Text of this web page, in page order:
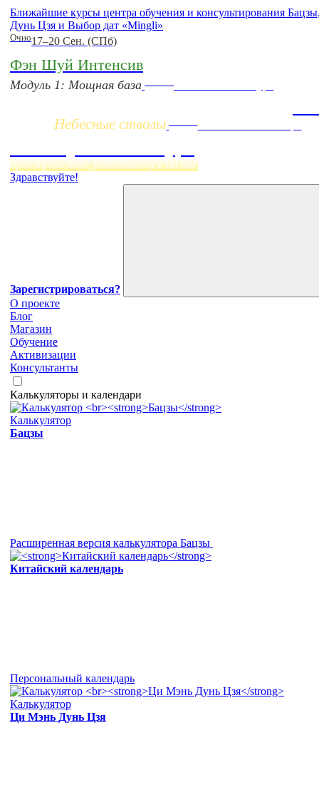
Ближайшие курсы центра обучения и консультирования
Дунь Цзя и Выбор дат «Mingli»
Очно17–20 Сен. (СПб)
Фэн Шуй Интенсив
Модуль 1: Мощная база
Небесные стволы Начало:
пространство, работающее на вас
Здравствуйте!
Зарегистрироваться?
О проекте
Блог
Магазин
Обучение
Активизации
Консультанты
Калькуляторы и календари
Калькулятор
Бацзы
Расширенная версия калькулятора Бацзы
Китайский календарь
Персональный календарь
Калькулятор
Ци Мэнь Дунь Цзя